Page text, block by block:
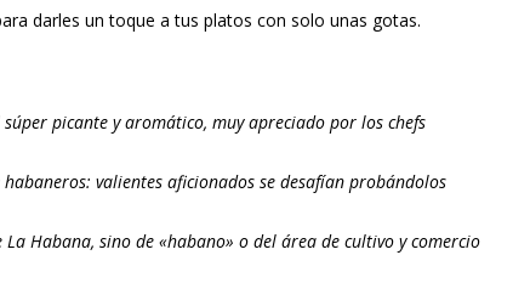
darles un toque a tus platos con solo unas gotas.
picante y aromático, muy apreciado por los chefs
valientes aficionados se desafían probándolos
Habana, sino de «habano» o del área de cultivo y comercio